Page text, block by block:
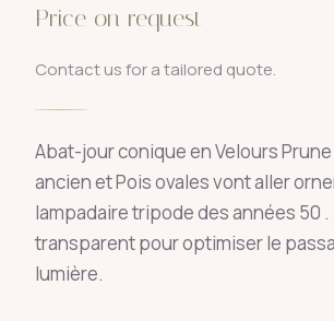
Price on request
Contact us for a tailored quote.
Abat-jour conique en Velours
ancien et Pois ovales vont aller
lampadaire tripode des années 50
transparent pour optimiser le
lumière.